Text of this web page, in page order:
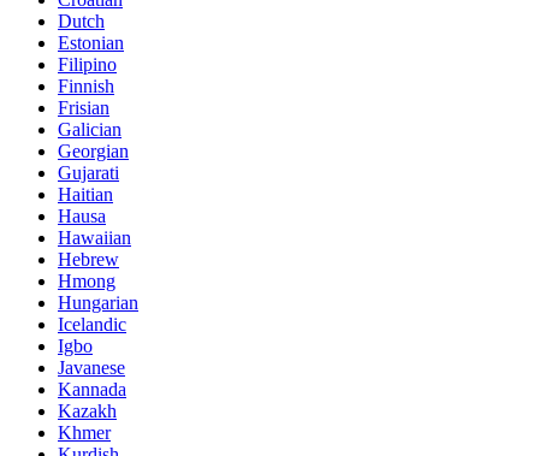
Dutch
Estonian
Filipino
Finnish
Frisian
Galician
Georgian
Gujarati
Haitian
Hausa
Hawaiian
Hebrew
Hmong
Hungarian
Icelandic
Igbo
Javanese
Kannada
Kazakh
Khmer